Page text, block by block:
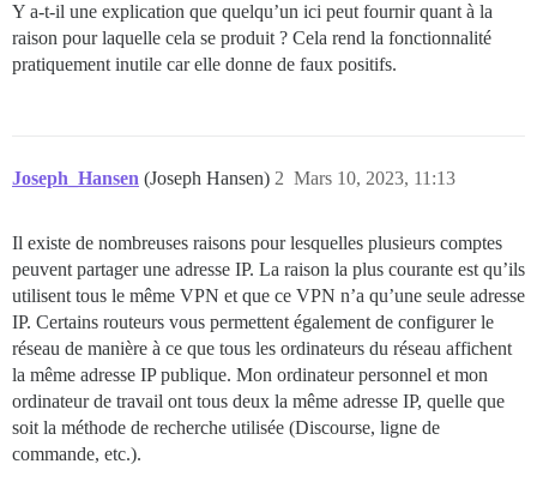
Y a-t-il une explication que quelqu’un ici peut fournir quant à la
raison pour laquelle cela se produit ? Cela rend la fonctionnalité
pratiquement inutile car elle donne de faux positifs.
Joseph_Hansen (Joseph Hansen) Mars 10, 2023, 11:13
2
Il existe de nombreuses raisons pour lesquelles plusieurs comptes
peuvent partager une adresse IP. La raison la plus courante est qu’ils
utilisent tous le même VPN et que ce VPN n’a qu’une seule adresse
IP. Certains routeurs vous permettent également de configurer le
réseau de manière à ce que tous les ordinateurs du réseau affichent
la même adresse IP publique. Mon ordinateur personnel et mon
ordinateur de travail ont tous deux la même adresse IP, quelle que
soit la méthode de recherche utilisée (Discourse, ligne de
commande, etc.).